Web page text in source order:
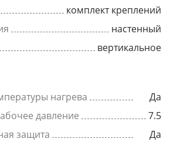
комплект креплений
настенный
вертикальное
нагрева
Да
давление
7.5
защита
Да